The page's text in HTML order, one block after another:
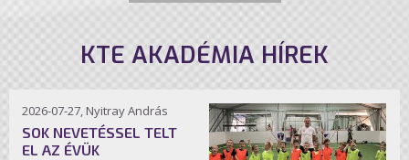
KTE AKADÉMIA HÍREK
2026-07-27, Nyitray András
SOK NEVETÉSSEL TELT
EL AZ ÉVÜK